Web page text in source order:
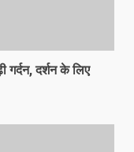
गर्दन, दर्शन के लिए